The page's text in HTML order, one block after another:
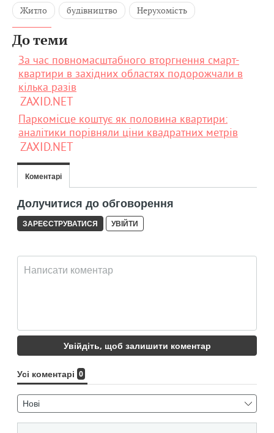
Житло будівництво Нерухомість
До теми
За час повномасштабного вторгнення смарт-
квартири в західних областях подорожчали в
кілька разів
ZAXID.NET
Паркомісце коштує як половина квартири:
аналітики порівняли ціни квадратних метрів
ZAXID.NET